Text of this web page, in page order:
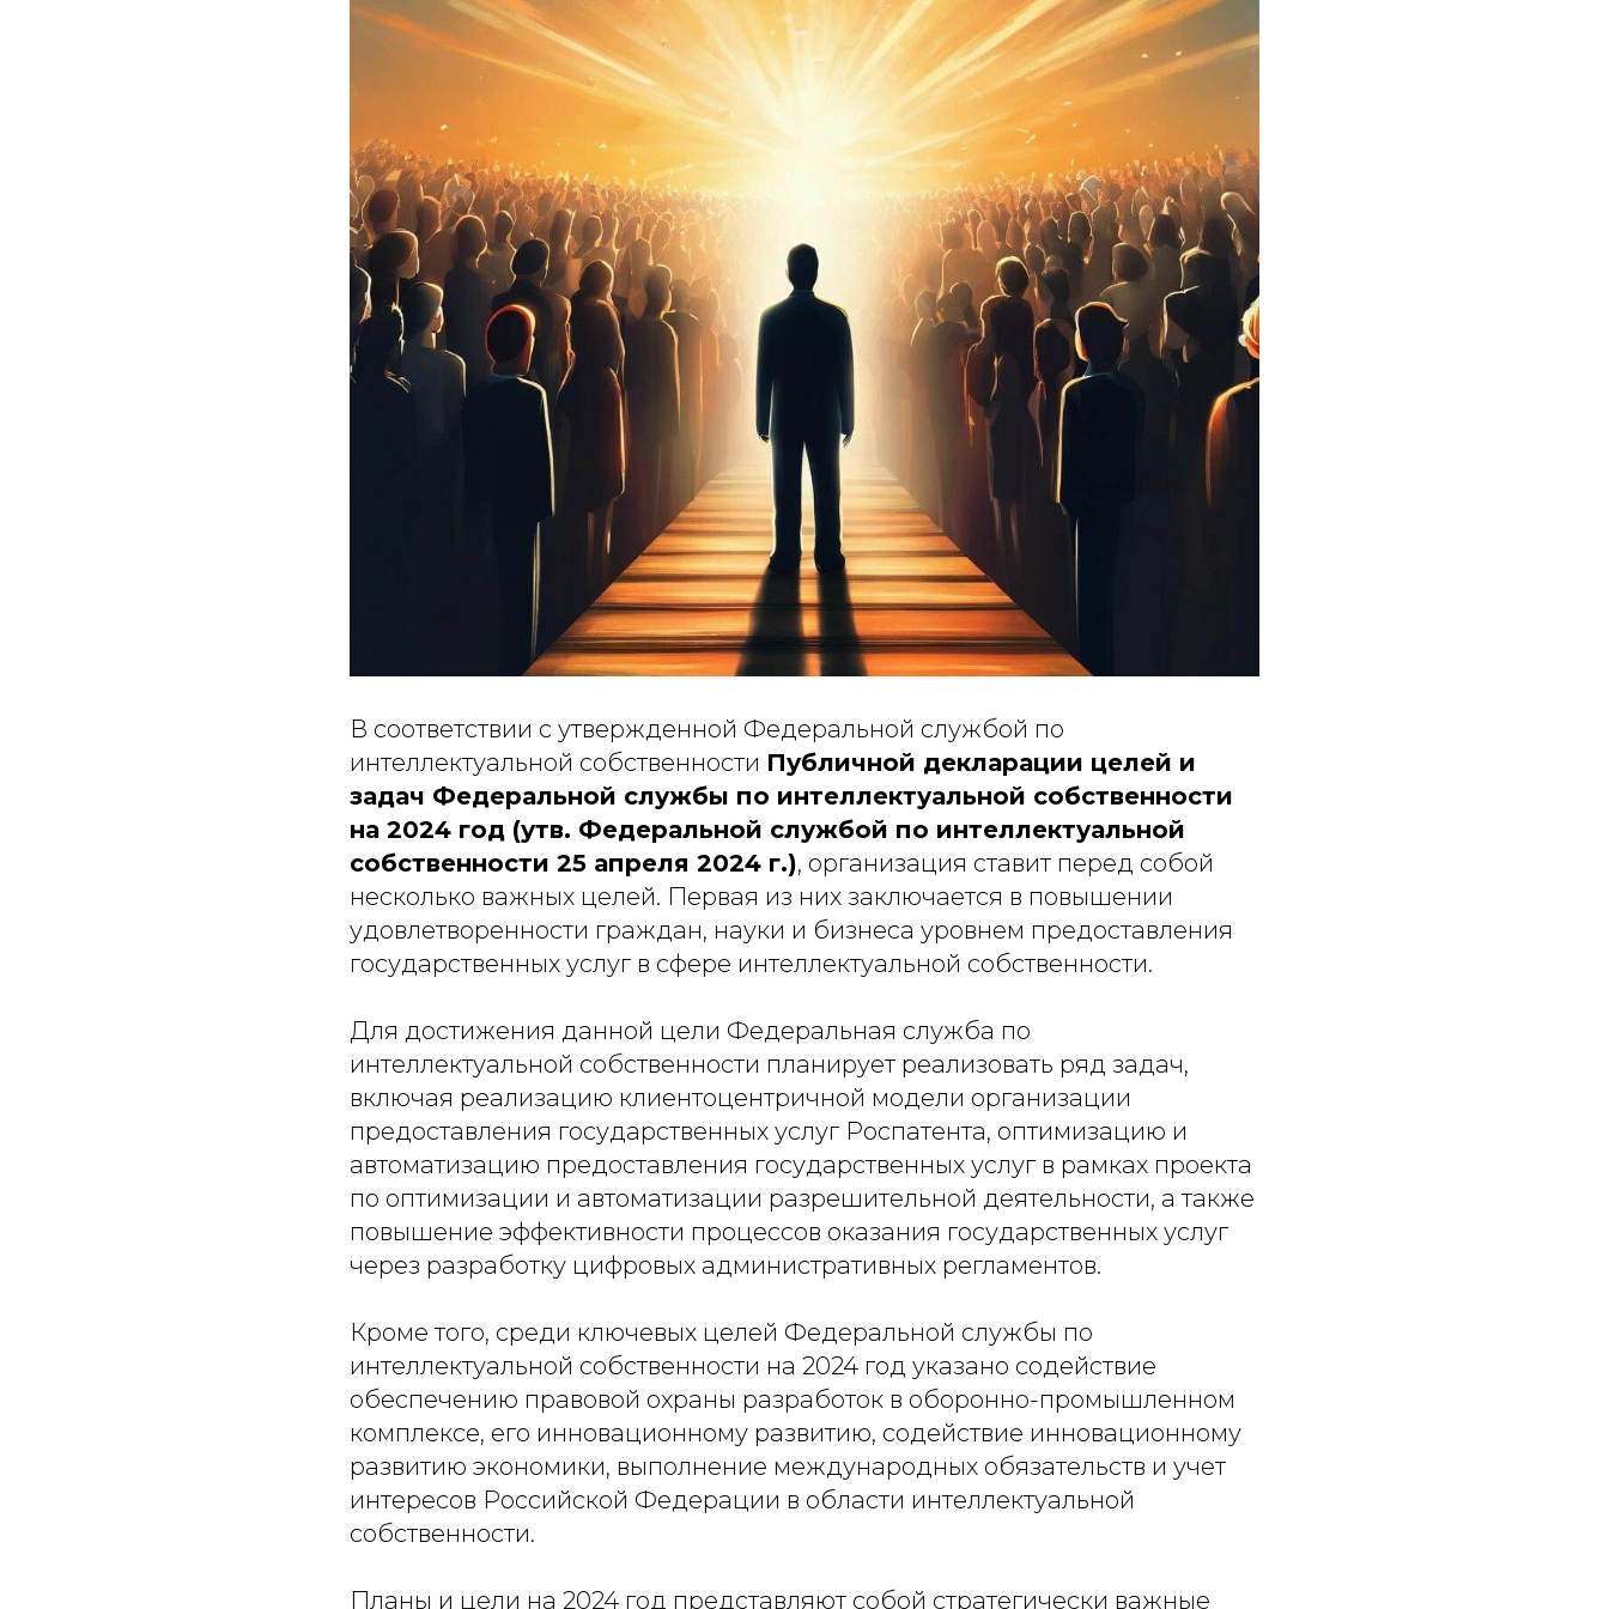
В соответствии с утвержденной Федеральной службой по
интеллектуальной собственности Публичной декларации целей и
задач Федеральной службы по интеллектуальной собственности
на 2024 год (утв. Федеральной службой по интеллектуальной
собственности 25 апреля 2024 г.), организация ставит перед собой
несколько важных целей. Первая из них заключается в повышении
удовлетворенности граждан, науки и бизнеса уровнем предоставления
государственных услуг в сфере интеллектуальной собственности.
Для достижения данной цели Федеральная служба по
интеллектуальной собственности планирует реализовать ряд задач,
включая реализацию клиентоцентричной модели организации
предоставления государственных услуг Роспатента, оптимизацию и
автоматизацию предоставления государственных услуг в рамках проекта
по оптимизации и автоматизации разрешительной деятельности, а также
повышение эффективности процессов оказания государственных услуг
через разработку цифровых административных регламентов.
Кроме того, среди ключевых целей Федеральной службы по
интеллектуальной собственности на 2024 год указано содействие
обеспечению правовой охраны разработок в оборонно-промышленном
комплексе, его инновационному развитию, содействие инновационному
развитию экономики, выполнение международных обязательств и учет
интересов Российской Федерации в области интеллектуальной
собственности.
Планы и цели на 2024 год представляют собой стратегически важные